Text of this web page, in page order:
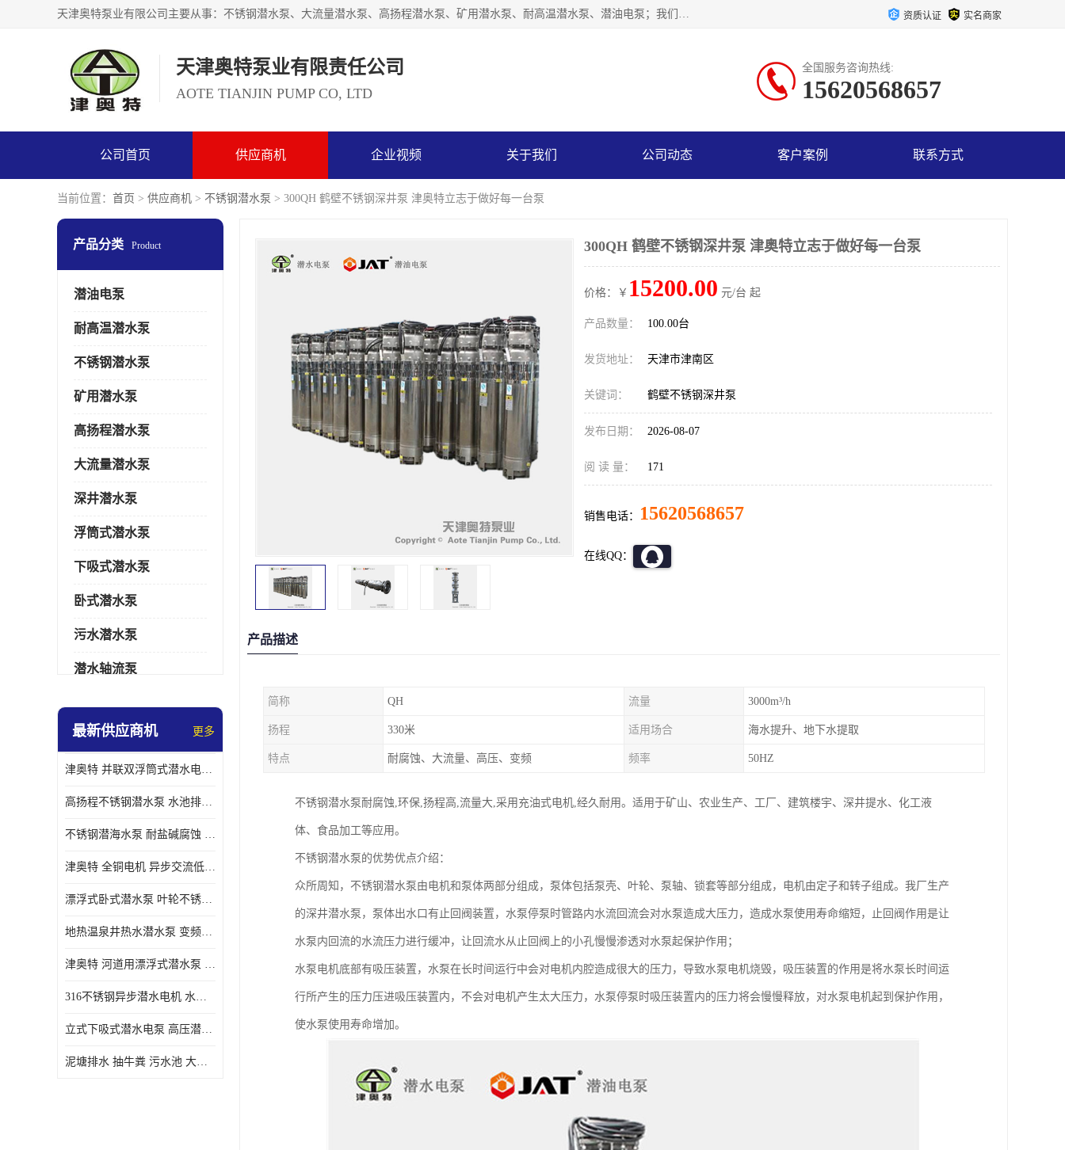
天津奥特泵业有限公司主要从事：不锈钢潜水泵、大流量潜水泵、高扬程潜水泵、矿用潜水泵、耐高温潜水泵、潜油电泵；我们以开发研制生产各种用途的水泵为主，历经十多年艰苦创业，已成为总资产达伍仟多万元，占地面积1万多平方米，年生产能力几百万（台）套，形成集设计研发、制造安装、技术服务于一体的现代规模型企业。 资质认证 实名商家
天津奥特泵业有限责任公司
AOTE TIANJIN PUMP CO, LTD
全国服务咨询热线:
15620568657
公司首页 供应商机 企业视频 关于我们 公司动态 客户案例 联系方式
当前位置： 首页 > 供应商机 > 不锈钢潜水泵 > 300QH 鹤壁不锈钢深井泵 津奥特立志于做好每一台泵
产品分类 Product
潜油电泵
耐高温潜水泵
不锈钢潜水泵
矿用潜水泵
高扬程潜水泵
大流量潜水泵
深井潜水泵
浮筒式潜水泵
下吸式潜水泵
卧式潜水泵
污水潜水泵
潜水轴流泵
螺旋离心泵
控制柜
最新供应商机 更多
津奥特 并联双浮筒式潜水电泵 矿山抢险泵 大流量卧式安装 可提供定制
高扬程不锈钢潜水泵 水池排水 变频 井用潜水电泵供应 能耗低 工厂批发
不锈钢潜海水泵 耐盐碱腐蚀 大流量 立式卧式下吸式安装 厂家定制
津奥特 全铜电机 异步交流低压潜水电机 运行稳定售后质保 致电咨询
漂浮式卧式潜水泵 叶轮不锈钢材质 大流量 变频抽水泵 厂家质保售后
地热温泉井热水潜水泵 变频不锈钢 130直径油泵 高温深井泵 津奥特
津奥特 河道用漂浮式潜水泵 不锈钢泵轴 大口径大流量 产品可定制
316不锈钢异步潜水电机 水冷式 可连续运行 定制功率电压 奥特泵业
立式下吸式潜水电泵 高压潜水排沙泵 大功率 深水施工作业 型号可定制
泥塘排水 抽牛粪 污水池 大口径潜水螺旋离心泵 材质特征 奥特泵业
300QH 鹤壁不锈钢深井泵 津奥特立志于做好每一台泵
价格：￥ 15200.00 元/台 起
产品数量： 100.00台
发货地址： 天津市津南区
关键词： 鹤壁不锈钢深井泵
发布日期： 2026-08-07
阅 读 量： 171
销售电话： 15620568657
在线QQ：
产品描述
简称 QH 流量 3000m³/h
扬程 330米 适用场合 海水提升、地下水提取
特点 耐腐蚀、大流量、高压、变频 频率 50HZ
不锈钢潜水泵耐腐蚀,环保,扬程高,流量大,采用充油式电机,经久耐用。适用于矿山、农业生产、工厂、建筑楼宇、深井提水、化工液
体、食品加工等应用。
不锈钢潜水泵的优势优点介绍：
众所周知，不锈钢潜水泵由电机和泵体两部分组成，泵体包括泵壳、叶轮、泵轴、锁套等部分组成，电机由定子和转子组成。我厂生产
的深井潜水泵，泵体出水口有止回阀装置，水泵停泵时管路内水流回流会对水泵造成大压力，造成水泵使用寿命缩短，止回阀作用是让
水泵内回流的水流压力进行缓冲，让回流水从止回阀上的小孔慢慢渗透对水泵起保护作用；
水泵电机底部有吸压装置，水泵在长时间运行中会对电机内腔造成很大的压力，导致水泵电机烧毁，吸压装置的作用是将水泵长时间运
行所产生的压力压进吸压装置内，不会对电机产生太大压力，水泵停泵时吸压装置内的压力将会慢慢释放，对水泵电机起到保护作用，
使水泵使用寿命增加。